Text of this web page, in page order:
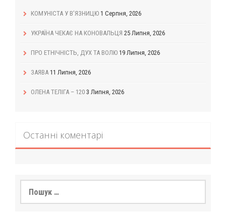
КОМУНІСТА У В’ЯЗНИЦЮ 1 Серпня, 2026
УКРАЇНА ЧЕКАЄ НА КОНОВАЛЬЦЯ 25 Липня, 2026
ПРО ЕТНІЧНІСТЬ, ДУХ ТА ВОЛЮ 19 Липня, 2026
ЗАЯВА 11 Липня, 2026
ОЛЕНА ТЕЛІГА – 120 3 Липня, 2026
Останні коментарі